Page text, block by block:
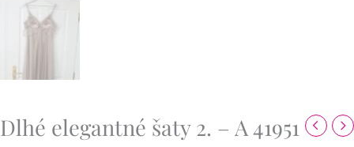
Dlhé elegantné šaty 2. – A 41951